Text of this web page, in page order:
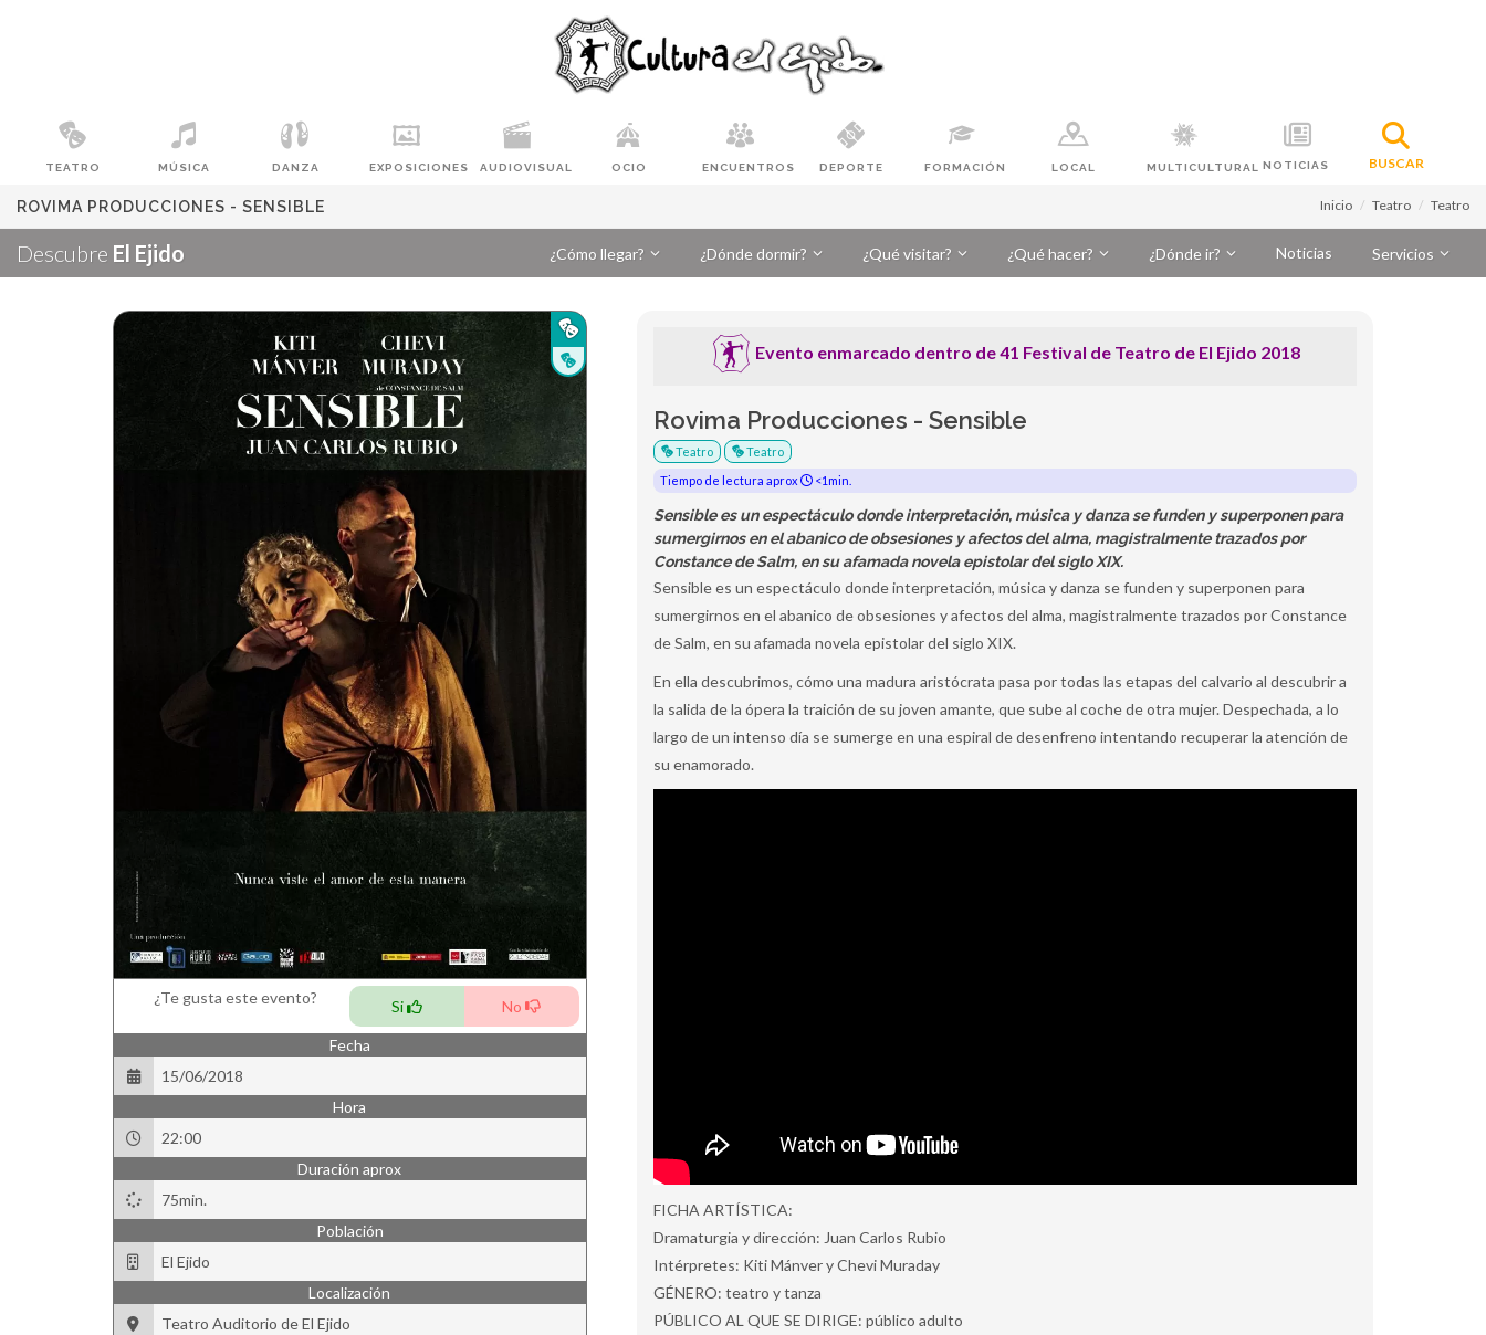
TEATRO MÚSICA DANZA EXPOSICIONES AUDIOVISUAL OCIO ENCUENTROS DEPORTE FORMACIÓN LOCAL MULTICULTURAL NOTICIAS BUSCAR
ROVIMA PRODUCCIONES - SENSIBLE Inicio Teatro Teatro
Descubre El Ejido ¿Cómo llegar? ¿Dónde dormir? ¿Qué visitar? ¿Qué hacer? ¿Dónde ir? Noticias Servicios
¿Te gusta este evento? Si No
Fecha
15/06/2018
Hora
22:00
Duración aprox
75min.
Población
El Ejido
Localización
Teatro Auditorio de El Ejido
Evento enmarcado dentro de 41 Festival de Teatro de El Ejido 2018
Rovima Producciones - Sensible
Teatro
Teatro
Tiempo de lectura aprox
<1min.
Sensible es un espectáculo donde interpretación, música y danza se funden y superponen para
sumergirnos en el abanico de obsesiones y afectos del alma, magistralmente trazados por
Constance de Salm, en su afamada novela epistolar del siglo XIX.
Sensible es un espectáculo donde interpretación, música y danza se funden y superponen para
sumergirnos en el abanico de obsesiones y afectos del alma, magistralmente trazados por Constance
de Salm, en su afamada novela epistolar del siglo XIX.
En ella descubrimos, cómo una madura aristócrata pasa por todas las etapas del calvario al descubrir a
la salida de la ópera la traición de su joven amante, que sube al coche de otra mujer. Despechada, a lo
largo de un intenso día se sumerge en una espiral de desenfreno intentando recuperar la atención de
su enamorado.
FICHA ARTÍSTICA:
Dramaturgia y dirección: Juan Carlos Rubio
Intérpretes: Kiti Mánver y Chevi Muraday
GÉNERO: teatro y tanza
PÚBLICO AL QUE SE DIRIGE: público adulto